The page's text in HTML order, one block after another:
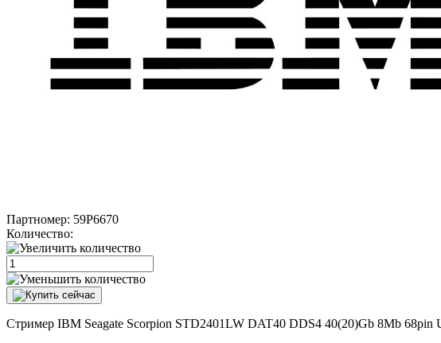
Партномер: 59P6670
Количество:
Стример IBM Seagate Scorpion STD2401LW DAT40 DDS4 40(20)Gb 8Mb 68pin